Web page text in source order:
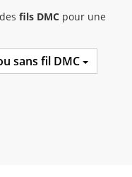
fils DMC pour une
sans fil DMC